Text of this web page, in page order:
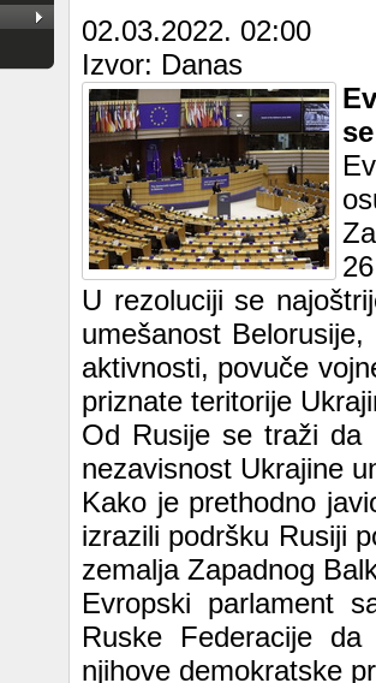
02.03.2022. 02:00
Izvor: Danas
U rezoluciji se
umešanost
aktivnosti, povuče
priznate teritorije
Od Rusije se traži da
nezavisnost Ukrajine
Kako je prethodno
izrazili podršku Rusiji
zemalja Zapadnog
Evropski parlament
Ruske Federacije
njihove demokratske